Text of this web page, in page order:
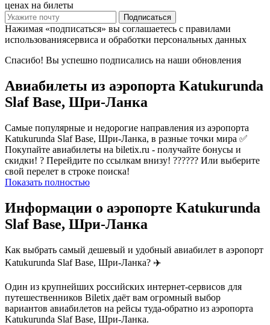
ценах на билеты
Подписаться
Нажимая «подписаться» вы соглашаетесь с правилами
использованиясервиса и обработки персональных данных
Спасибо! Вы успешно подписались на наши обновления
Авиабилеты из аэропорта Katukurunda
Slaf Base, Шри-Ланка
Самые популярные и недорогие направления из аэропорта
Katukurunda Slaf Base, Шри-Ланка, в разные точки мира ✅
Покупайте авиабилеты на biletix.ru - получайте бонусы и
скидки! ? Перейдите по ссылкам внизу! ?????? Или выберите
свой перелет в строке поиска!
Показать полностью
Информации о аэропорте Katukurunda
Slaf Base, Шри-Ланка
Как выбрать самый дешевый и удобный авиабилет в аэропорт
Katukurunda Slaf Base, Шри-Ланка? ✈️
Один из крупнейших российских интернет-сервисов для
путешественников Biletix даёт вам огромный выбор
вариантов авиабилетов на рейсы туда-обратно из аэропорта
Katukurunda Slaf Base, Шри-Ланка.